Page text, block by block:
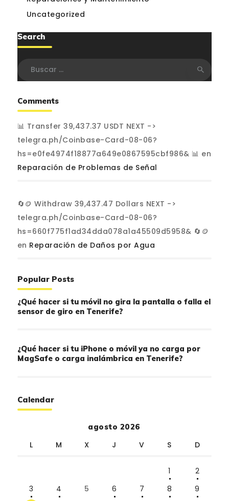
Uncategorized
Search
Comments
📊 Transfer 39,437.37 USDT NEXT ->
telegra.ph/Coinbase-Card-08-06?
hs=e0fe4974f18877a649e0867595cbf986& 📊 en
Reparación de Problemas de Señal
🔄🪙 Withdraw 39,437.47 Dollars NEXT ->
telegra.ph/Coinbase-Card-08-06?
hs=660f775f1ad34dda078a1a45509d5958& 🔄🪙
en Reparación de Daños por Agua
Popular Posts
¿Qué hacer si tu móvil no gira la pantalla o falla el
sensor de giro en Tenerife?
¿Qué hacer si tu iPhone o móvil ya no carga por
MagSafe o carga inalámbrica en Tenerife?
Calendar
agosto 2026
L M X J V S D
1
2
3
4 5 6 7 8
9